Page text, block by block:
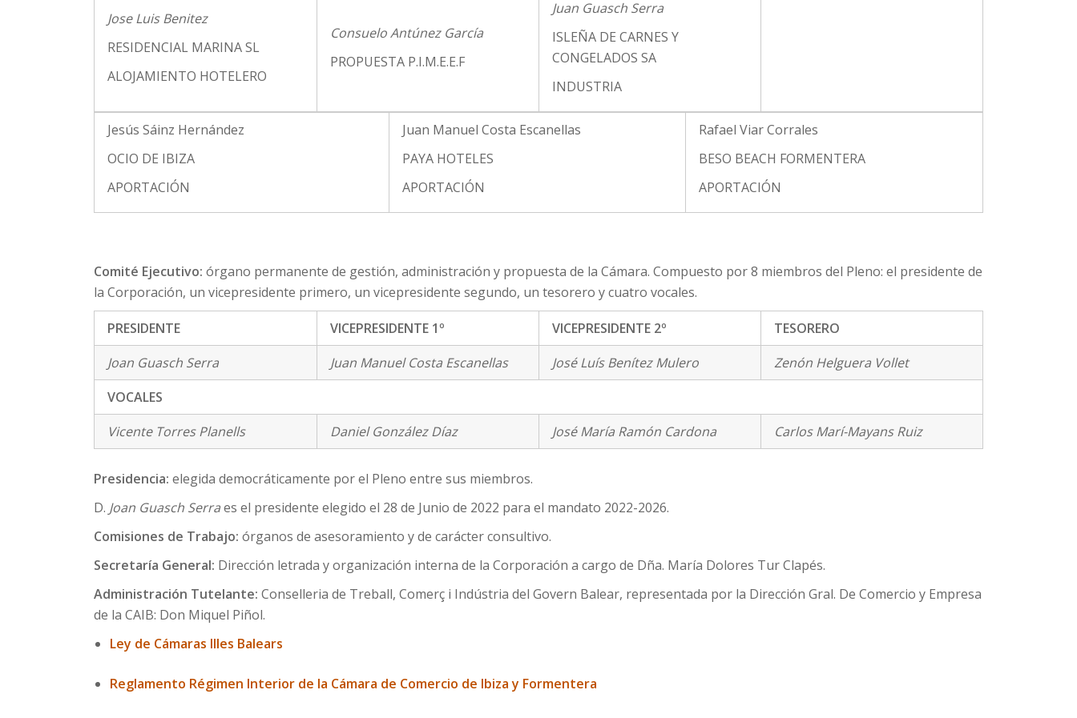
Jose Luis Benitez
RESIDENCIAL MARINA SL
ALOJAMIENTO HOTELERO
Consuelo Antúnez García
PROPUESTA P.I.M.E.E.F
Juan Guasch Serra
ISLEÑA DE CARNES Y
CONGELADOS SA
INDUSTRIA
Jesús Sáinz Hernández
OCIO DE IBIZA
APORTACIÓN
Juan Manuel Costa Escanellas
PAYA HOTELES
APORTACIÓN
Rafael Viar Corrales
BESO BEACH FORMENTERA
APORTACIÓN
Comité Ejecutivo: órgano permanente de gestión, administración y propuesta de la Cámara. Compuesto por 8 miembros del Pleno: el presidente de
la Corporación, un vicepresidente primero, un vicepresidente segundo, un tesorero y cuatro vocales.
PRESIDENTE VICEPRESIDENTE 1º VICEPRESIDENTE 2º
TESORERO
Joan Guasch Serra
Juan Manuel Costa Escanellas José Luís Benítez Mulero
Zenón Helguera Vollet
VOCALES
Vicente Torres Planells
Daniel González Díaz José María Ramón Cardona Carlos Marí-Mayans Ruiz
Presidencia: elegida democráticamente por el Pleno entre sus miembros.
D. Joan Guasch Serraes el presidente elegido el 28 de Junio de 2022 para el mandato 2022-2026.
Comisiones de Trabajo: órganos de asesoramiento y de carácter consultivo.
Secretaría General: Dirección letrada y organización interna de la Corporación a cargo de Dña. María Dolores Tur Clapés.
Administración Tutelante: Conselleria de Treball, Comerç i Indústria del Govern Balear, representada por la Dirección Gral. De Comercio y Empresa
de la CAIB: Don Miquel Piñol.
Ley de Cámaras Illes Balears
Reglamento Régimen Interior de la Cámara de Comercio de Ibiza y Formentera